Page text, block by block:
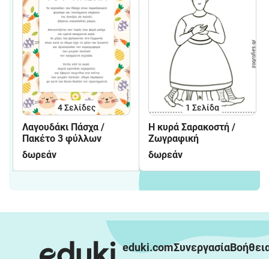
4Σελίδες
Λαγουδάκι Πάσχα /
Πακέτο 3 φύλλων
δωρεάν
1 Σελίδα
Η κυρά Σαρακοστή /
Ζωγραφική
δωρεάν
eduki.comΣυνεργασία